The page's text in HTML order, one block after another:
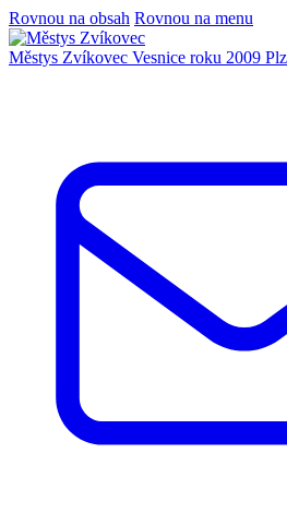
Rovnou na obsah Rovnou na menu
Městys Zvíkovec Vesnice roku 2009